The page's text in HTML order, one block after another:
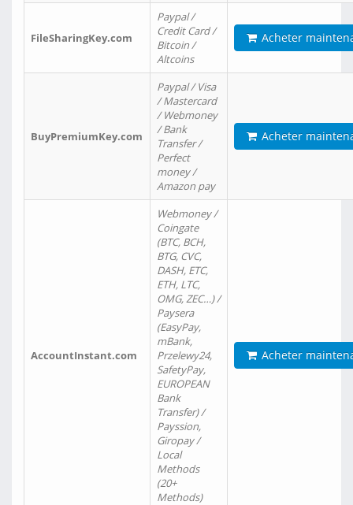
FileSharingKey.com
Paypal /
Credit Card /
Bitcoin /
Altcoins
Acheter
BuyPremiumKey.com
Paypal / Visa
/ Mastercard
/ Webmoney
/ Bank
Transfer /
Perfect
money /
Amazon pay
Acheter
AccountInstant.com
Webmoney /
Coingate
(BTC, BCH,
BTG, CVC,
DASH, ETC,
ETH, LTC,
OMG, ZEC…) /
Paysera
(EasyPay,
mBank,
Przelewy24,
SafetyPay,
EUROPEAN
Bank
Transfer) /
Payssion,
Giropay /
Local
Methods
(20+
Methods)
Acheter